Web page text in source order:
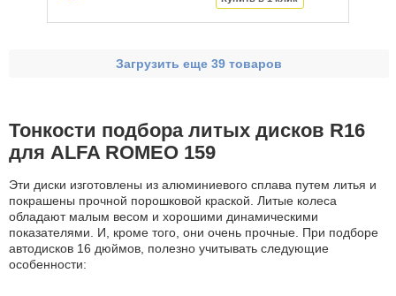
Загрузить еще 39 товаров
Тонкости подбора литых дисков R16
для ALFA ROMEO 159
Эти диски изготовлены из алюминиевого сплава путем литья и
покрашены прочной порошковой краской. Литые колеса
обладают малым весом и хорошими динамическими
показателями. И, кроме того, они очень прочные. При подборе
автодисков 16 дюймов, полезно учитывать следующие
особенности: